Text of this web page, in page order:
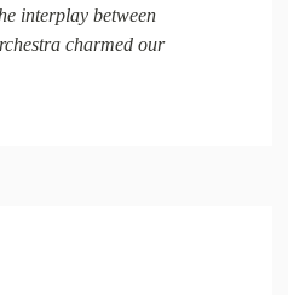
interplay between
charmed our